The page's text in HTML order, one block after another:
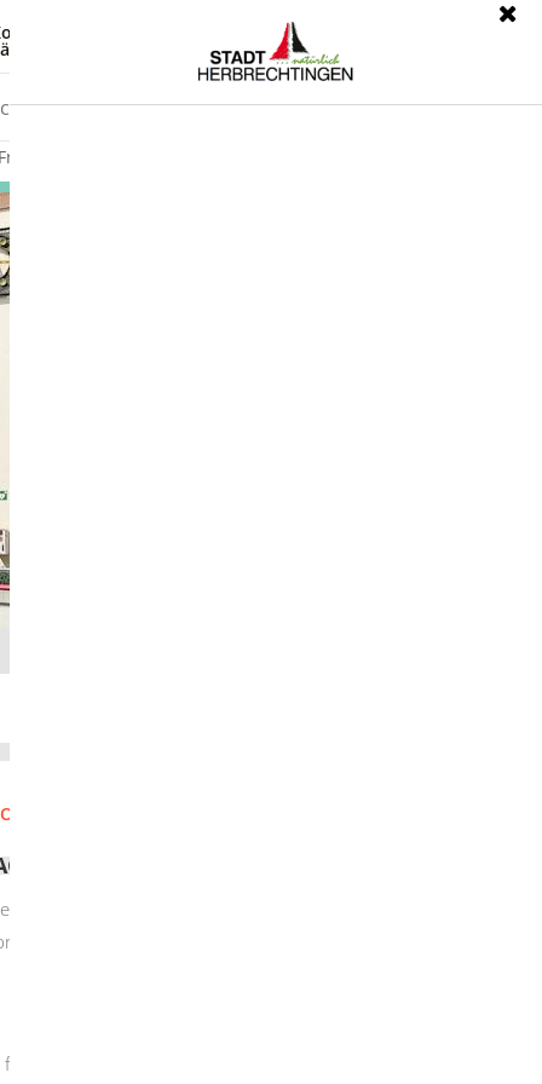
Leichte Sprache
O
(VOLLZEITPFLEGE)
nicht mehr so wahrnehmen,
ihres Kindes in einer Pflegefamilie
Alltag, in den es eingebunden ist.